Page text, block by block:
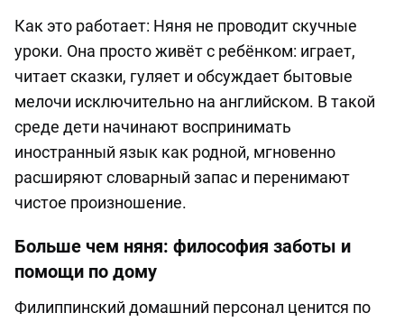
Как это работает: Няня не проводит скучные
уроки. Она просто живёт с ребёнком: играет,
читает сказки, гуляет и обсуждает бытовые
мелочи исключительно на английском. В такой
среде дети начинают воспринимать
иностранный язык как родной, мгновенно
расширяют словарный запас и перенимают
чистое произношение.
Больше чем няня: философия заботы и
помощи по дому
Филиппинский домашний персонал ценится по